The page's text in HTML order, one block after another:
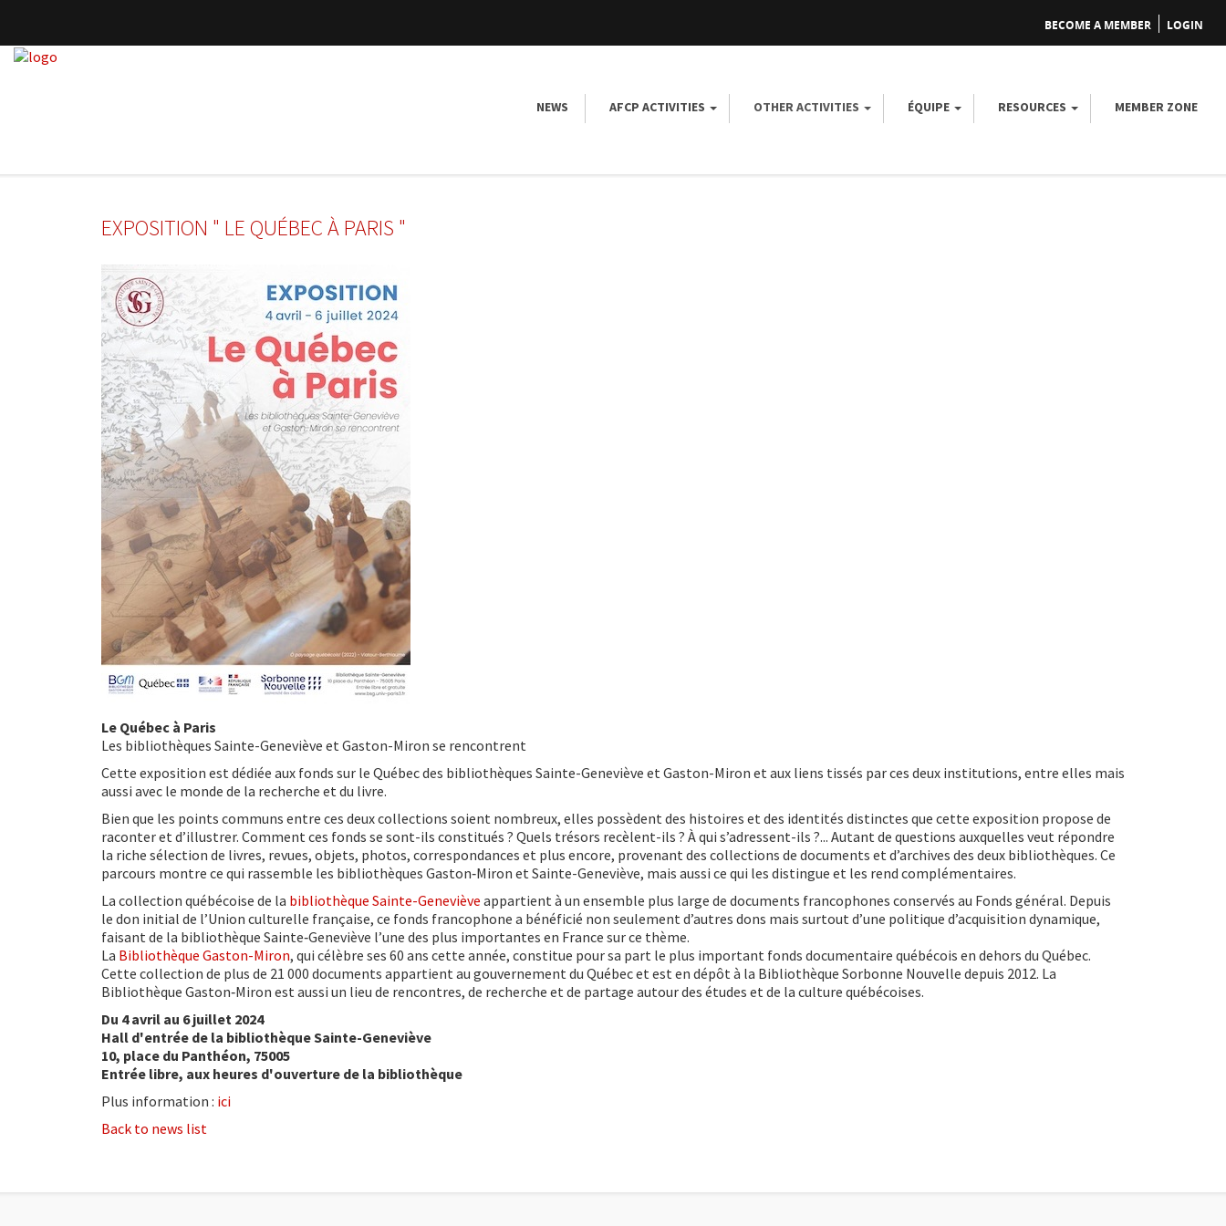
BECOME A MEMBER LOGIN
NEWS AFCP ACTIVITIES OTHER ACTIVITIES ÉQUIPE RESOURCES MEMBER ZONE
EXPOSITION " LE QUÉBEC À PARIS "
Le Québec à Paris
Les bibliothèques Sainte-Geneviève et Gaston-Miron se rencontrent
Cette exposition est dédiée aux fonds sur le Québec des bibliothèques Sainte-Geneviève et Gaston-Miron et aux liens tissés par ces deux institutions, entre elles mais
aussi avec le monde de la recherche et du livre.
Bien que les points communs entre ces deux collections soient nombreux, elles possèdent des histoires et des identités distinctes que cette exposition propose de
raconter et d’illustrer. Comment ces fonds se sont-ils constitués ? Quels trésors recèlent-ils ? À qui s’adressent-ils ?... Autant de questions auxquelles veut répondre
la riche sélection de livres, revues, objets, photos, correspondances et plus encore, provenant des collections de documents et d’archives des deux bibliothèques. Ce
parcours montre ce qui rassemble les bibliothèques Gaston‑Miron et Sainte-Geneviève, mais aussi ce qui les distingue et les rend complémentaires.
La collection québécoise de la bibliothèque Sainte-Geneviève appartient à un ensemble plus large de documents francophones conservés au Fonds général. Depuis
le don initial de l’Union culturelle française, ce fonds francophone a bénéficié non seulement d’autres dons mais surtout d’une politique d’acquisition dynamique,
faisant de la bibliothèque Sainte‑Geneviève l’une des plus importantes en France sur ce thème.
La Bibliothèque Gaston-Miron, qui célèbre ses 60 ans cette année, constitue pour sa part le plus important fonds documentaire québécois en dehors du Québec.
Cette collection de plus de 21 000 documents appartient au gouvernement du Québec et est en dépôt à la Bibliothèque Sorbonne Nouvelle depuis 2012. La
Bibliothèque Gaston‑Miron est aussi un lieu de rencontres, de recherche et de partage autour des études et de la culture québécoises.
Du 4 avril au 6 juillet 2024
Hall d'entrée de la bibliothèque Sainte-Geneviève
10, place du Panthéon, 75005
Entrée libre, aux heures d'ouverture de la bibliothèque
Plus information : ici
Back to news list